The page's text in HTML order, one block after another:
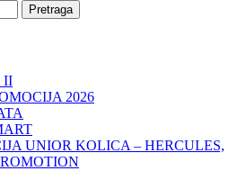
Pretraga
II
2026
UNIOR KOLICA – HERCULES,